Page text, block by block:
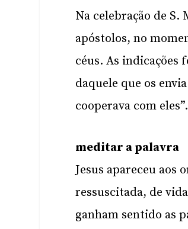
Na celebração de S.
apóstolos, no
céus. As indicações
daquele que os
cooperava com eles”.
meditar a palavra
Jesus apareceu aos
ressuscitada, de
ganham sentido as